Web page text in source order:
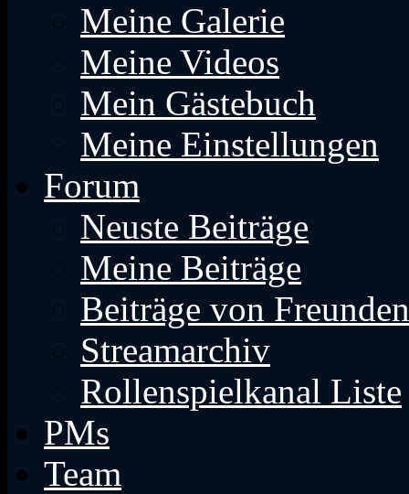
Meine Galerie
Meine Videos
Mein Gästebuch
Meine Einstellungen
Forum
Neuste Beiträge
Meine Beiträge
Beiträge von Freunden
Streamarchiv
Rollenspielkanal Liste
PMs
Team